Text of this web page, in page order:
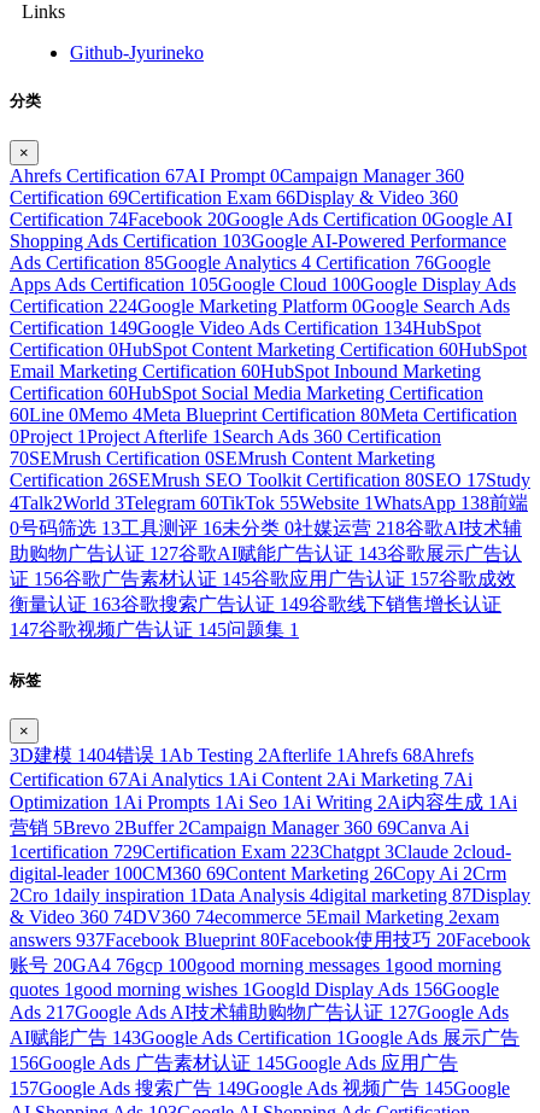
Links
Github-Jyurineko
分类
×
Ahrefs Certification 67AI Prompt 0Campaign Manager 360
Certification 69Certification Exam 66Display & Video 360
Certification 74Facebook 20Google Ads Certification 0Google AI
Shopping Ads Certification 103Google AI-Powered Performance
Ads Certification 85Google Analytics 4 Certification 76Google
Apps Ads Certification 105Google Cloud 100Google Display Ads
Certification 224Google Marketing Platform 0Google Search Ads
Certification 149Google Video Ads Certification 134HubSpot
Certification 0HubSpot Content Marketing Certification 60HubSpot
Email Marketing Certification 60HubSpot Inbound Marketing
Certification 60HubSpot Social Media Marketing Certification
60Line 0Memo 4Meta Blueprint Certification 80Meta Certification
0Project 1Project Afterlife 1 Search Ads 360 Certification
70SEMrush Certification 0SEMrush Content Marketing
Certification 26SEMrush SEO Toolkit Certification 80SEO 17Study
4Talk2World 3Telegram 60TikTok 55Website 1WhatsApp 138前端
0号码筛选 13工具测评 16未分类 0社媒运营 218谷歌AI技术辅
助购物广告认证 127谷歌AI赋能广告认证 143谷歌展示广告认
证 156谷歌广告素材认证 145谷歌应用广告认证 157谷歌成效
衡量认证 163谷歌搜索广告认证 149谷歌线下销售增长认证
147谷歌视频广告认证 145问题集 1
标签
×
3D建模 1404错误 1 Ab Testing 2Afterlife 1 Ahrefs 68Ahrefs
Certification 67Ai Analytics 1 Ai Content 2Ai Marketing 7Ai
Optimization 1 Ai Prompts 1 Ai Seo 1 Ai Writing 2Ai内容生成 1 Ai
营销 5Brevo 2Buffer 2Campaign Manager 360 69Canva Ai
1certification 729Certification Exam 223Chatgpt 3Claude 2cloud-
digital-leader 100CM360 69Content Marketing 26Copy Ai 2Crm
2Cro 1daily inspiration 1Data Analysis 4digital marketing 87Display
& Video 360 74DV360 74ecommerce 5Email Marketing 2exam
answers 937Facebook Blueprint 80Facebook使用技巧 20Facebook
账号 20GA4 76gcp 100good morning messages 1 good morning
quotes 1 good morning wishes 1Googld Display Ads 156Google
Ads 217Google Ads AI技术辅助购物广告认证 127Google Ads
AI赋能广告 143Google Ads Certification 1Google Ads 展示广告
156Google Ads 广告素材认证 145Google Ads 应用广告
157Google Ads 搜索广告 149Google Ads 视频广告 145Google